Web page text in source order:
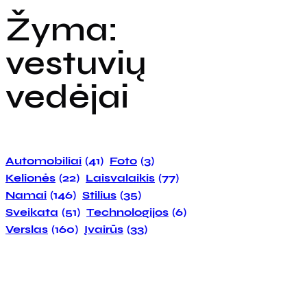
Žyma:
vestuvių
vedėjai
Automobiliai (41) Foto (3)
Kelionės (22) Laisvalaikis (77)
Namai (146) Stilius (35)
Sveikata (51) Technologijos (6)
Verslas (160) Įvairūs (33)